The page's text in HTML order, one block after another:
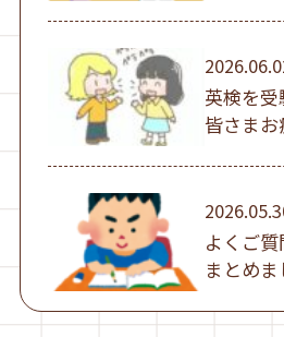
英検を
皆さまお
よくご
まとめ